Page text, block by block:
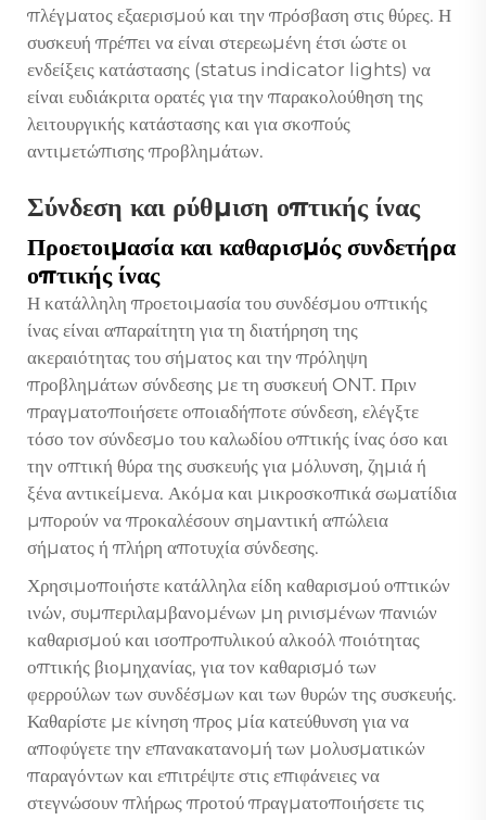
πλέγματος εξαερισμού και την πρόσβαση στις θύρες. Η
συσκευή πρέπει να είναι στερεωμένη έτσι ώστε οι
ενδείξεις κατάστασης (status indicator lights) να
είναι ευδιάκριτα ορατές για την παρακολούθηση της
λειτουργικής κατάστασης και για σκοπούς
αντιμετώπισης προβλημάτων.
Σύνδεση και ρύθμιση οπτικής ίνας
Προετοιμασία και καθαρισμός συνδετήρα
οπτικής ίνας
Η κατάλληλη προετοιμασία του συνδέσμου οπτικής
ίνας είναι απαραίτητη για τη διατήρηση της
ακεραιότητας του σήματος και την πρόληψη
προβλημάτων σύνδεσης με τη συσκευή ONT. Πριν
πραγματοποιήσετε οποιαδήποτε σύνδεση, ελέγξτε
τόσο τον σύνδεσμο του καλωδίου οπτικής ίνας όσο και
την οπτική θύρα της συσκευής για μόλυνση, ζημιά ή
ξένα αντικείμενα. Ακόμα και μικροσκοπικά σωματίδια
μπορούν να προκαλέσουν σημαντική απώλεια
σήματος ή πλήρη αποτυχία σύνδεσης.
Χρησιμοποιήστε κατάλληλα είδη καθαρισμού οπτικών
ινών, συμπεριλαμβανομένων μη ρινισμένων πανιών
καθαρισμού και ισοπροπυλικού αλκοόλ ποιότητας
οπτικής βιομηχανίας, για τον καθαρισμό των
φερρούλων των συνδέσμων και των θυρών της συσκευής.
Καθαρίστε με κίνηση προς μία κατεύθυνση για να
αποφύγετε την επανακατανομή των μολυσματικών
παραγόντων και επιτρέψτε στις επιφάνειες να
στεγνώσουν πλήρως προτού πραγματοποιήσετε τις